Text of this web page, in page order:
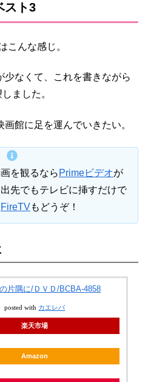
スト3
こんな感じ。
なくて、これを書きながら
ました。
館に足を運んでいきたい。
を観るなら Primeビデオが
先でもテレビに挿すだけで
FireTVもどうぞ！
片隅に/ＤＶＤ/BCBA-4858
posted with カエレバ
楽天市場
Amazon